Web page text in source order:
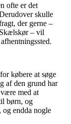
ofte er det
skulle
der gerne –
– vil
købere at søge
af den grund har
med at
børn, og
endda nogle